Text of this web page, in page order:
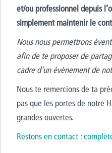
et/ou professionnel depuis
simplement maintenir le
Nous nous permettrons
afin de te proposer de
cadre d’un évènement de
Nous te remercions de ta
pas que les portes de notre
grandes ouvertes.
Restons en contact :